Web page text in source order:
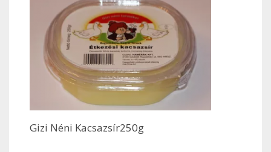
Gizi Néni Kacsazsír250g